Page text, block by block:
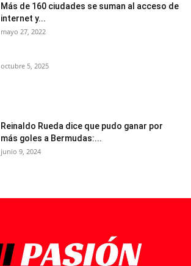
Más de 160 ciudades se suman al acceso de
internet y...
mayo 27, 2022
octubre 5, 2025
Reinaldo Rueda dice que pudo ganar por
más goles a Bermudas:...
junio 9, 2024